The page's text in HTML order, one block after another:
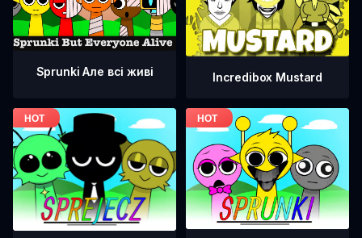
Sprunki Але всі живі Incredibox Mustard